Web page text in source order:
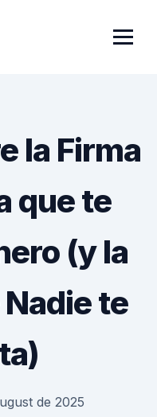
la Firma
que te
(y la
te
de 2025